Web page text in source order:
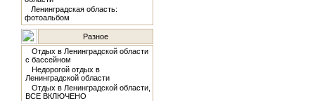
Ленинградская область:
фотоальбом
Разное
Отдых в Ленинградской области
с бассейном
Недорогой отдых в
Ленинградской области
Отдых в Ленинградской области,
ВСЕ ВКЛЮЧЕНО